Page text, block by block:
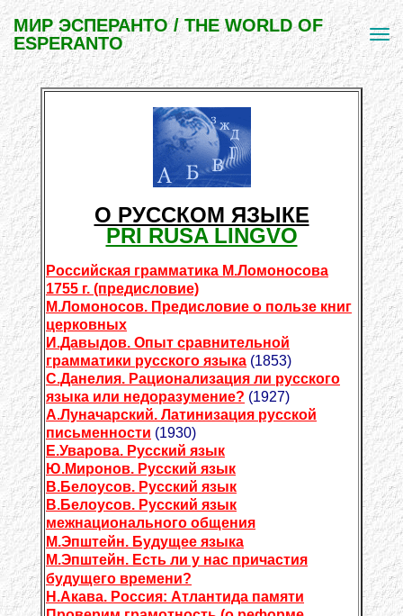
МИР ЭСПЕРАНТО / THE WORLD OF
ESPERANTO
О РУССКОМ ЯЗЫКЕ
PRI RUSA LINGVO
Российская грамматика М.Ломоносова
1755 г. (предисловие)
М.Ломоносов. Предисловие о пользе книг
церковных
И.Давыдов. Опыт сравнительной
грамматики русского языка (1853)
С.Данелия. Рационализация ли русского
языка или недоразумение? (1927)
А.Луначарский. Латинизация русской
письменности (1930)
Е.Уварова. Русский язык
Ю.Миронов. Русский язык
В.Белоусов. Русский язык
В.Белоусов. Русский язык
межнационального общения
М.Эпштейн. Будущее языка
М.Эпштейн. Есть ли у нас причастия
будущего времени?
Н.Акава. Россия: Атлантида памяти